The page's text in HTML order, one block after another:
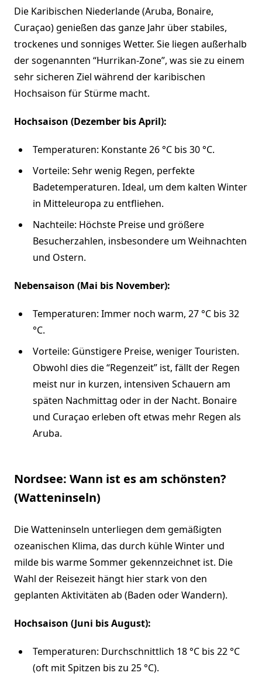
Die Karibischen Niederlande (Aruba, Bonaire,
Curaçao) genießen das ganze Jahr über stabiles,
trockenes und sonniges Wetter. Sie liegen außerhalb
der sogenannten “Hurrikan-Zone”, was sie zu einem
sehr sicheren Ziel während der karibischen
Hochsaison für Stürme macht.
Hochsaison (Dezember bis April):
Temperaturen: Konstante 26 °C bis 30 °C.
Vorteile: Sehr wenig Regen, perfekte
Badetemperaturen. Ideal, um dem kalten Winter
in Mitteleuropa zu entfliehen.
Nachteile: Höchste Preise und größere
Besucherzahlen, insbesondere um Weihnachten
und Ostern.
Nebensaison (Mai bis November):
Temperaturen: Immer noch warm, 27 °C bis 32
°C.
Vorteile: Günstigere Preise, weniger Touristen.
Obwohl dies die “Regenzeit” ist, fällt der Regen
meist nur in kurzen, intensiven Schauern am
späten Nachmittag oder in der Nacht. Bonaire
und Curaçao erleben oft etwas mehr Regen als
Aruba.
Nordsee: Wann ist es am schönsten?
(Watteninseln)
Die Watteninseln unterliegen dem gemäßigten
ozeanischen Klima, das durch kühle Winter und
milde bis warme Sommer gekennzeichnet ist. Die
Wahl der Reisezeit hängt hier stark von den
geplanten Aktivitäten ab (Baden oder Wandern).
Hochsaison (Juni bis August):
Temperaturen: Durchschnittlich 18 °C bis 22 °C
(oft mit Spitzen bis zu 25 °C).